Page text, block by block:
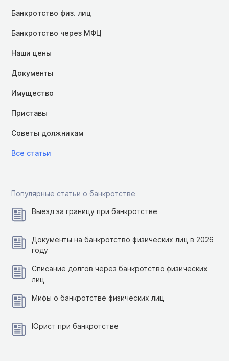
Банкротство физ. лиц
Банкротство через МФЦ
Наши цены
Документы
Имущество
Приставы
Советы должникам
Все статьи
Популярные статьи о банкротстве
Выезд за границу при банкротстве
Документы на банкротство физических лиц в 2026
году
Списание долгов через банкротство физических
лиц
Мифы о банкротстве физических лиц
Юрист при банкротстве